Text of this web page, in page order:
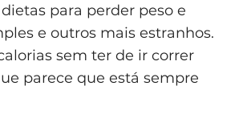
para perder peso e
e outros mais estranhos.
sem ter de ir correr
parece que está sempre